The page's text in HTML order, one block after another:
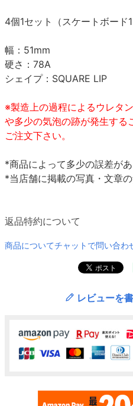
4個1セット（スケートボード1
幅：51mm
硬さ：78A
シェイプ：SQUARE LIP
※製造上の過程によるウレタ
や多少の気泡の跡が発生する
ご注文下さい。
*商品によって多少の誤差があ
*当店舗に掲載の写真・文章の
返品特約について
商品についてチャットで問い合わ
レビューを